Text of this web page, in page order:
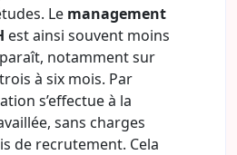
Le management
est ainsi souvent moins
paraît, notamment sur
à six mois. Par
s’effectue à la
sans charges
de recrutement. Cela